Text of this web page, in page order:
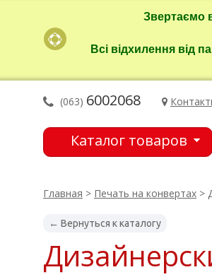
Звертаємо
Всі відхилення від
(063) 6002068
Каталог товаров
Главная > Печать на конвертах >
← Вернуться к каталогу